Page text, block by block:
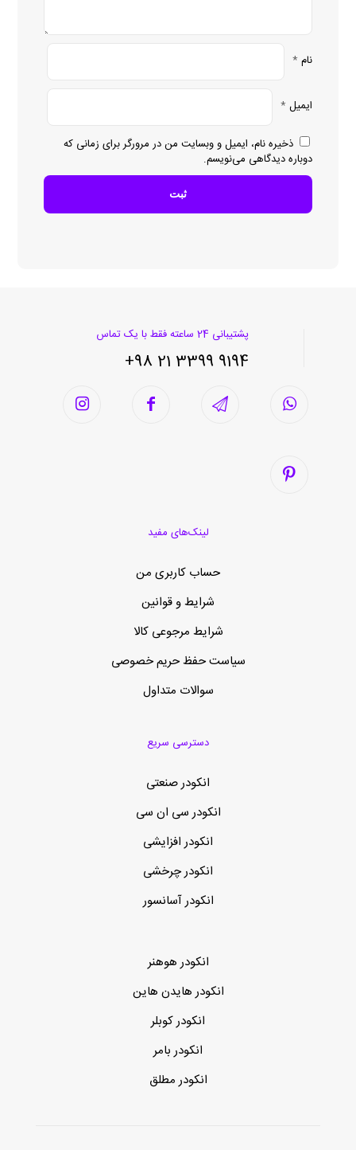
نام *
ایمیل *
ذخیره نام، ایمیل و وبسایت من در مرورگر برای زمانی که
دوباره دیدگاهی می‌نویسم.
پشتیبانی 24 ساعته فقط با یک تماس
9194 3399 21 98+
لینک‌های مفید
حساب کاربری من
شرایط و قوانین
شرایط مرجوعی کالا
سیاست حفظ حریم خصوصی
سوالات متداول
دسترسی سریع
انکودر صنعتی
انکودر سی ان سی
انکودر افزایشی
انکودر چرخشی
انکودر آسانسور
انکودر هوهنر
انکودر هایدن هاین
انکودر کوبلر
انکودر بامر
انکودر مطلق